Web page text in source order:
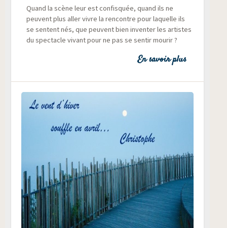
Quand la scène leur est confis­quée, quand ils ne
peuvent plus aller vivre la ren­contre pour laquelle ils
se sentent nés, que peuvent bien inven­ter les artistes
du spec­tacle vivant pour ne pas se sen­tir mourir ?
En savoir plus